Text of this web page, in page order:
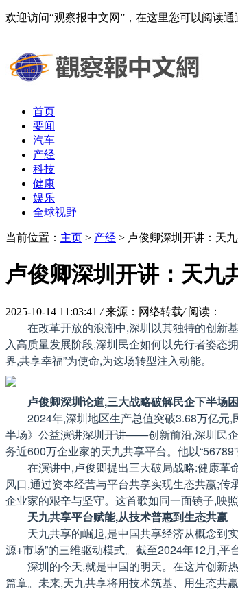
欢迎访问“观察报中文网”，在这里您可以阅读
首页
要闻
汽车
产经
科技
健康
娱乐
全球视野
当前位置： 主页 > 产经 > 卢俊卿深圳开讲：天
卢俊卿深圳开讲：天九
2025-10-14 11:03:41 / 来源：网络转载/ 阅读：
在改革开放的浪潮中,深圳以其独特的创新
入高质量发展阶段,深圳民企如何以先行者姿态
界,共享幸福”为使命,为这场转型注入动能。
卢俊卿深圳论道,三大战略破解民企下半场
2024年,深圳地区生产总值突破3.68万亿元
半场》公益演讲深圳开讲——创新前沿,深圳民
务近600万企业家的天九共享平台。他以
在演讲中,卢俊卿提出三大破局战略:健康革
风口,通过资本经营与平台共享实现生态共赢;
企业家的艰辛与坚守。这首歌如同一面镜子,映
天九共享平台赋能,从技术普惠到生态共赢
天九共享的崛起,是中国共享经济从概念到
源+市场”的三维驱动模式。截至2024年12月,
深圳的今天,就是中国的明天。在这片创新
篇章。未来,天九共享将用技术筑基、用生态共